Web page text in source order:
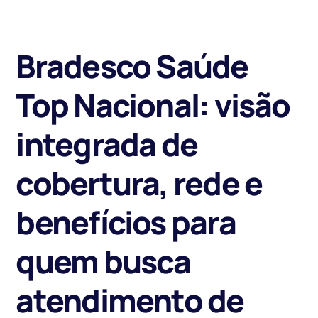
Bradesco Saúde
Top Nacional: visão
integrada de
cobertura, rede e
benefícios para
quem busca
atendimento de